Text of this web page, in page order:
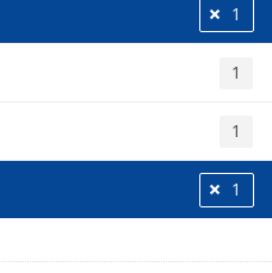
1
1
1
1